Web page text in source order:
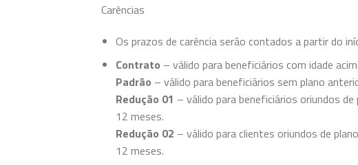
Carências
Os prazos de carência serão contados a partir do
Contrato – válido para beneficiários com idade
Padrão – válido para beneficiários sem plano
Redução 01 – válido para beneficiários oriundos
12 meses.
Redução 02 – válido para clientes oriundos de
12 meses.